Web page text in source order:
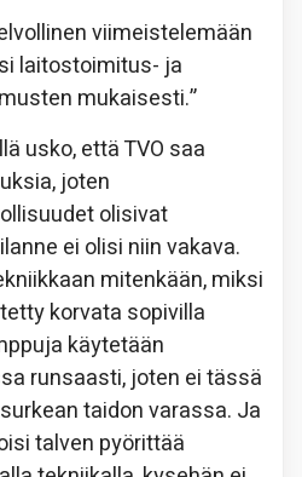
viimeistelemään
laitostoimitus- ja
mukaisesti.”
usko, että TVO saa
joten
olisivat
ei olisi niin vakava.
mitenkään, miksi
korvata sopivilla
käytetään
runsaasti, joten ei tässä
taidon varassa. Ja
talven pyörittää